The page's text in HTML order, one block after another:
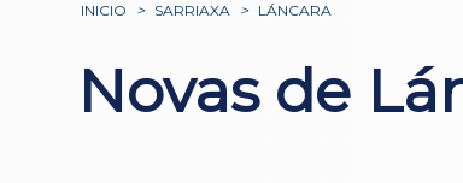
INICIO > SARRIAXA > LÁNCARA
Novas de